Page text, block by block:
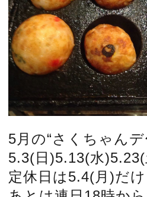
5月の“さくちゃんデ
5.3(日)5.13(水
定休日は5.4(月)だけ